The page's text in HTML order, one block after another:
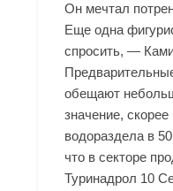
Он мечтал
Еще одна
спросить, —
обещают
значение,
водораздела в
что в секторе
Туринадрол 10